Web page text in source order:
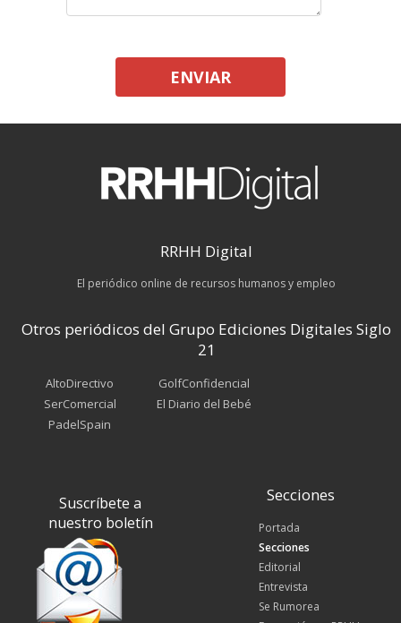
ENVIAR
RRHH Digital
El periódico online de recursos humanos y empleo
Otros periódicos del Grupo Ediciones Digitales Siglo
21
AltoDirectivo
SerComercial
PadelSpain
GolfConfidencial
El Diario del Bebé
Suscríbete a
nuestro boletín
Secciones
Portada
Secciones
Editorial
Entrevista
Se Rumorea